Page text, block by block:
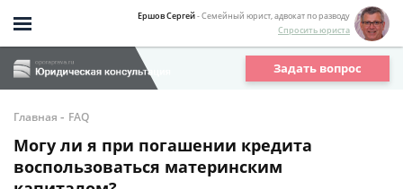
Ершов Сергей- Семейный юрист, адвокат по разводу
Спросить юриста
Задать вопрос
Главная - FAQ
Могу ли я при погашении кредита
воспользоваться материнским